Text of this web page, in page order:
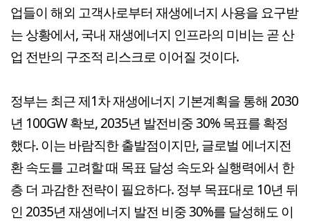
업들이 해외 고객사로부터 재생에너지 사용을 요구받
는 상황에서, 국내 재생에너지 인프라의 미비는 곧 산
업 전반의 구조적 리스크로 이어질 것이다.
정부는 최근 제1차 재생에너지 기본계획을 통해 2030
년 100GW 확보, 2035년 발전비중 30% 목표를 확정
했다. 이는 바람직한 출발점이지만, 글로벌 에너지전
환 속도를 고려할 때 목표 달성 속도와 실행력에서 한
층 더 과감한 전략이 필요하다. 정부 목표대로 10년 뒤
인 2035년 재생에너지 발전 비중 30%를 달성해도 이